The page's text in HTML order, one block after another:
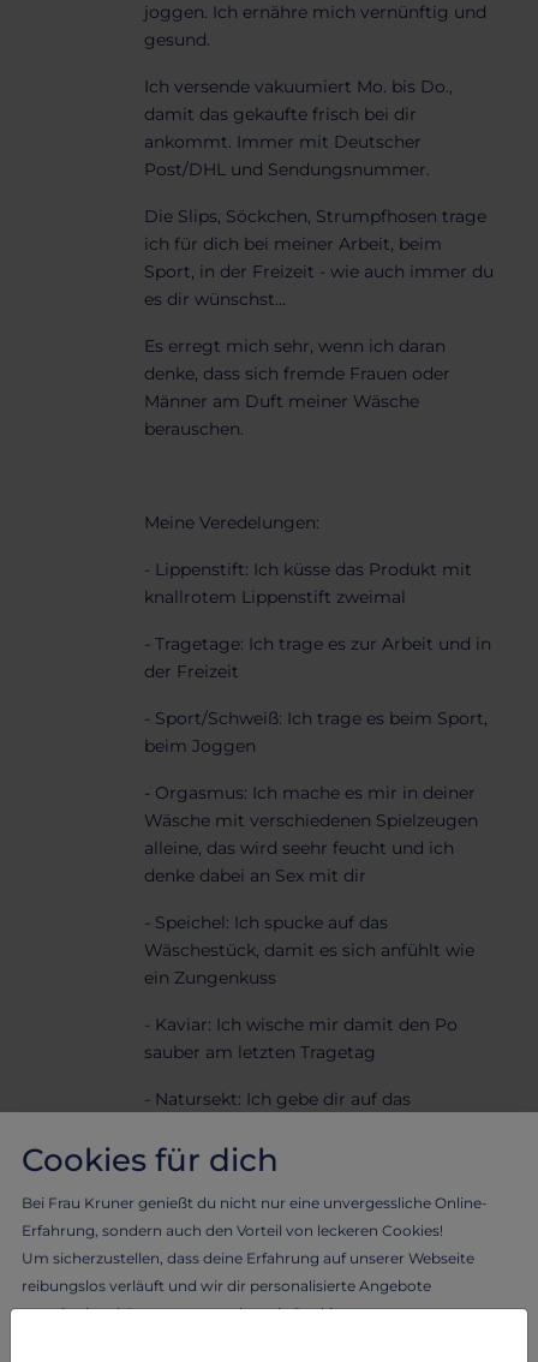
joggen. Ich ernähre mich vernünftig und
gesund.
Ich versende vakuumiert Mo. bis Do.,
damit das gekaufte frisch bei dir
ankommt. Immer mit Deutscher
Post/DHL und Sendungsnummer.
Die Slips, Söckchen, Strumpfhosen trage
ich für dich bei meiner Arbeit, beim
Sport, in der Freizeit - wie auch immer du
es dir wünschst...
Es erregt mich sehr, wenn ich daran
denke, dass sich fremde Frauen oder
Männer am Duft meiner Wäsche
berauschen.
Meine Veredelungen:
- Lippenstift: Ich küsse das Produkt mit
knallrotem Lippenstift zweimal
- Tragetage: Ich trage es zur Arbeit und in
der Freizeit
- Sport/Schweiß: Ich trage es beim Sport,
beim Joggen
- Orgasmus: Ich mache es mir in deiner
Wäsche mit verschiedenen Spielzeugen
alleine, das wird seehr feucht und ich
denke dabei an Sex mit dir
- Speichel: Ich spucke auf das
Wäschestück, damit es sich anfühlt wie
ein Zungenkuss
- Kaviar: Ich wische mir damit den Po
sauber am letzten Tragetag
- Natursekt: Ich gebe dir auf das
Tropfen, klatschnass oder im Becher
- Inside: Ich drücke den Zwickel am
letzten Tragetag tief in meine Pussy
- Parfüm: Ich gebe einige Spritzer meines
Cookies für dich
Bei Frau Kruner genießt du nicht nur eine unvergessliche Online-
Erfahrung, sondern auch den Vorteil von leckeren Cookies!
Um sicherzustellen, dass deine Erfahrung auf unserer Webseite
reibungslos verläuft und wir dir personalisierte Angebote
unterbreiten können, verwenden wir Cookies.